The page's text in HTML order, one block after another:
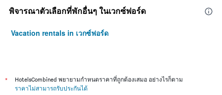
พิจารณาตัวเลือกที่พักอื่นๆ ในเวกซ์ฟอร์ด
Vacation rentals in เวกซ์ฟอร์ด
*
HotelsCombined พยายามกำหนดราคาที่ถูกต้องเสมอ อย่างไรก็ตาม
ราคาไม่สามารถรับประกันได้